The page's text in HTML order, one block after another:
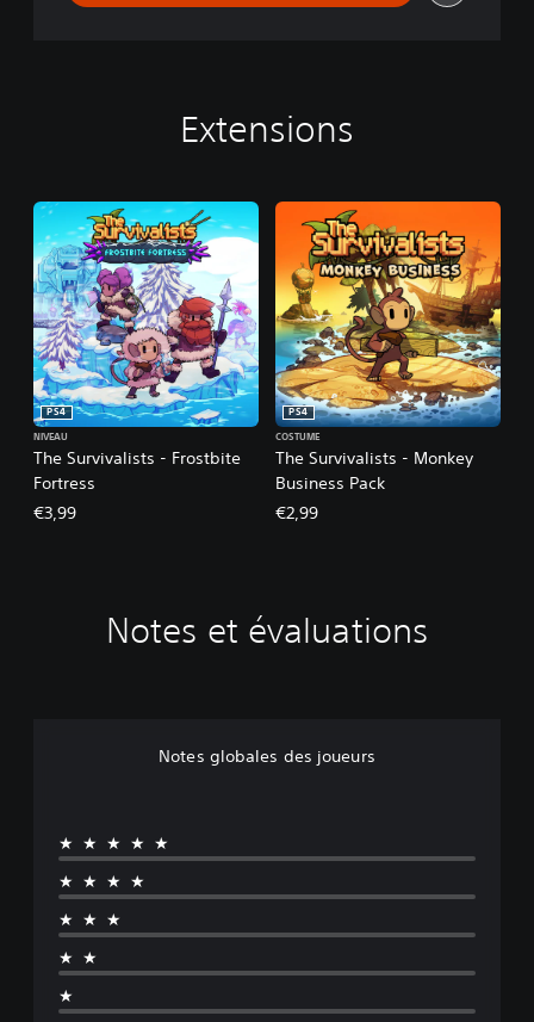
Extensions
The Survivalists - Frostbite
Fortress
PS4
NIVEAU
€3,99
The Survivalists - Monkey
Business Pack
PS4
COSTUME
€2,99
Notes et évaluations
Notes globales des joueurs
★★★★★
★★★★
★★★
★★
★